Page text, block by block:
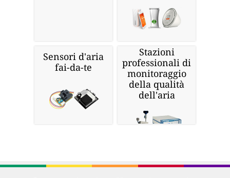
Sensori d'aria
fai-da-te
Stazioni
professionali di
monitoraggio
della qualità
dell'aria